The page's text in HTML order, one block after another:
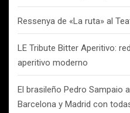
Ressenya de «La ruta» al
LE Tribute Bitter Aperitivo:
aperitivo moderno
El brasileño Pedro Sampaio
Barcelona y Madrid con